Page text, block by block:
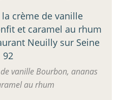
vanille Bourbon, ananas
au rhum